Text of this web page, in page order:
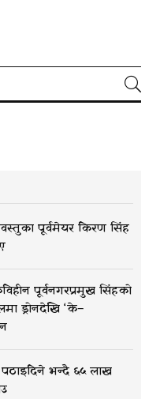
पूर्वमेयर किरण सिंह
पूर्वनगरप्रमुख सिंहको
ड्रोनदेखि ‘के–
भन्दै ६५ लाख